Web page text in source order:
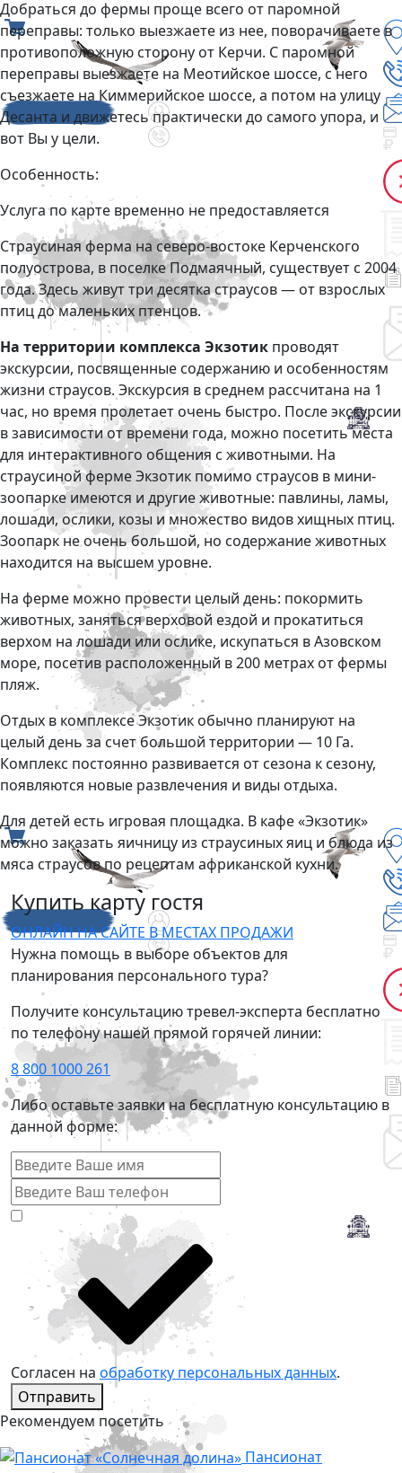
Добраться до фермы проще всего от паромной
переправы: только выезжаете из нее, поворачиваете в
противоположную сторону от Керчи. С паромной
переправы выезжаете на Меотийское шоссе, с него
съезжаете на Киммерийское шоссе, а потом на улицу
Десанта и движетесь практически до самого упора, и
вот Вы у цели.
Особенность:
Услуга по карте временно не предоставляется
Страусиная ферма на северо-востоке Керченского
полуострова, в поселке Подмаячный, существует с 2004
года. Здесь живут три десятка страусов — от взрослых
птиц до маленьких птенцов.
На территории комплекса Экзотик проводят
экскурсии, посвященные содержанию и особенностям
жизни страусов. Экскурсия в среднем рассчитана на 1
час, но время пролетает очень быстро. После экскурсии
в зависимости от времени года, можно посетить места
для интерактивного общения с животными. На
страусиной ферме Экзотик помимо страусов в мини-
зоопарке имеются и другие животные: павлины, ламы,
лошади, ослики, козы и множество видов хищных птиц.
Зоопарк не очень большой, но содержание животных
находится на высшем уровне.
На ферме можно провести целый день: покормить
животных, заняться верховой ездой и прокатиться
верхом на лошади или ослике, искупаться в Азовском
море, посетив расположенный в 200 метрах от фермы
пляж.
Отдых в комплексе Экзотик обычно планируют на
целый день за счет большой территории — 10 Га.
Комплекс постоянно развивается от сезона к сезону,
появляются новые развлечения и виды отдыха.
Для детей есть игровая площадка. В кафе «Экзотик»
можно заказать яичницу из страусиных яиц и блюда из
мяса страусов по рецептам африканской кухни.
Купить карту гостя
ОНЛАЙН НА САЙТЕ В МЕСТАХ ПРОДАЖИ
Нужна помощь в выборе объектов для
планирования персонального тура?
Получите консультацию тревел-эксперта бесплатно
по телефону нашей прямой горячей линии:
8 800 1000 261
Либо оставьте заявки на бесплатную консультацию в
данной форме:
Согласен на обработку персональных данных.
Отправить
Рекомендуем посетить
Пансионат